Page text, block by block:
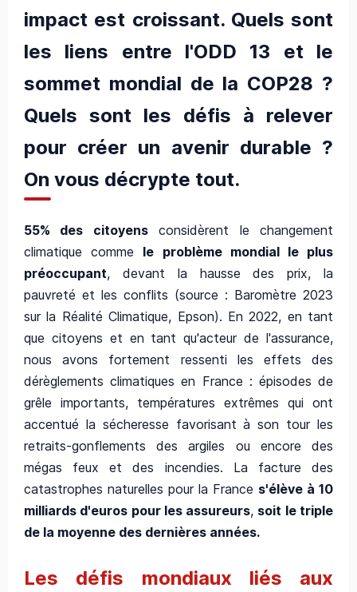
impact est croissant. Quels sont
les liens entre l'ODD 13 et le
sommet mondial de la COP28 ?
Quels sont les défis à relever
pour créer un avenir durable ?
On vous décrypte tout.
55% des citoyensconsidèrent le changement
climatique comme le problème mondial le plus
préoccupant, devant la hausse des prix, la
pauvreté et les conflits (source : Baromètre 2023
sur la Réalité Climatique, Epson). En 2022, en tant
que citoyens et en tant qu'acteur de l'assurance,
nous avons fortement ressenti les effets des
dérèglements climatiques en France : épisodes de
grêle importants, températures extrêmes qui ont
accentué la sécheresse favorisant à son tour les
retraits-gonflements des argiles ou encore des
mégas feux et des incendies. La facture des
catastrophes naturelles pour la France s'élève à 10
milliards d'euros pour les assureurs, soit le triple
de la moyenne des dernières années.
Les défis mondiaux liés aux